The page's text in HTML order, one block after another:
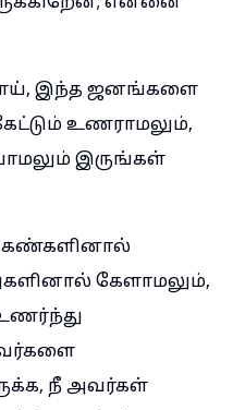
இந்த ஜனங்களை
உணராமலும்,
இருங்கள்
கேளாமலும்,
நீ அவர்கள்